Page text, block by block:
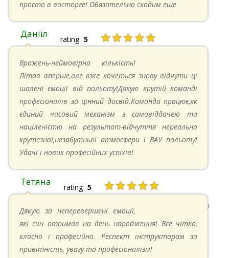
просто в восторге! Обязательно сходим еще
Даніїл rating 5 ★★★★★
Вражень-неймовірна кількість!
Літав вперше,але вже хочеться знову відчути ці
шалені ємоції від польоту!Дякую крутій команді
професіоналів за цінний досвід.Команда працює,як
єдиний часовий механізм з самовіддачею та
націленістю на результат-відчуття нереально
крутезної,незабутньої атмосфери і ВАУ польоту!
Удачі і нових професійних успіхів!
Тетяна rating 5 ★★★★★
13.05.2024 в 11:30
Дякую за неперевершені емоції,
які син отримав на день народження! Все чітко,
класно і професійно. Респект інструкторам за
привітність, увагу та професіоналізм!